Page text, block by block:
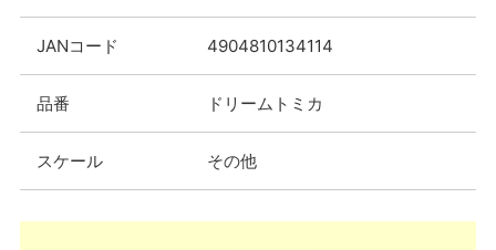
JANコード 4904810134114
品番 ドリームトミカ
スケール その他